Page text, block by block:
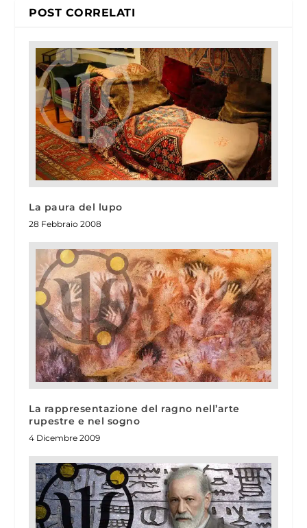
POST CORRELATI
La paura del lupo
28 Febbraio 2008
La rappresentazione del ragno nell’arte
rupestre e nel sogno
4 Dicembre 2009